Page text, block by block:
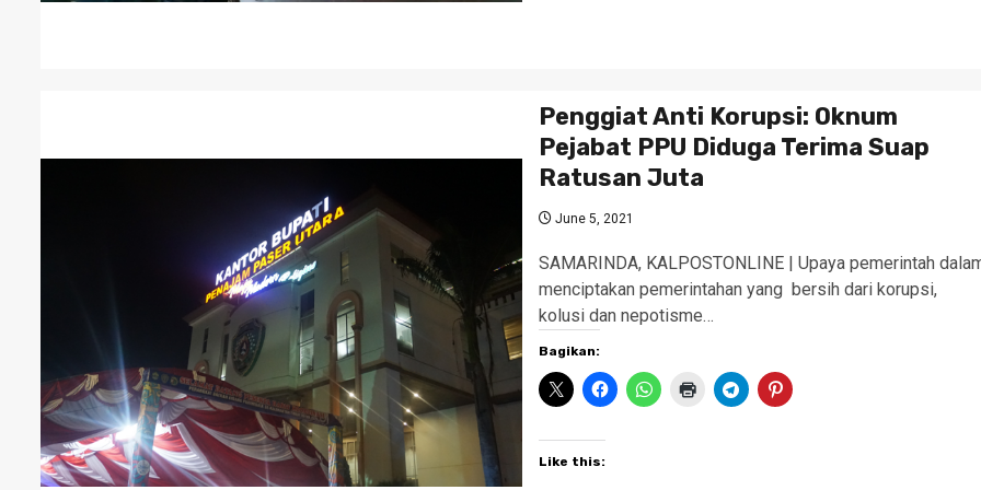
Penggiat Anti Korupsi: Oknum
Pejabat PPU Diduga Terima Suap
Ratusan Juta
June 5, 2021
SAMARINDA, KALPOSTONLINE | Upaya pemerintah
menciptakan pemerintahan yang bersih dari korupsi,
kolusi dan nepotisme…
Bagikan:
Like this: